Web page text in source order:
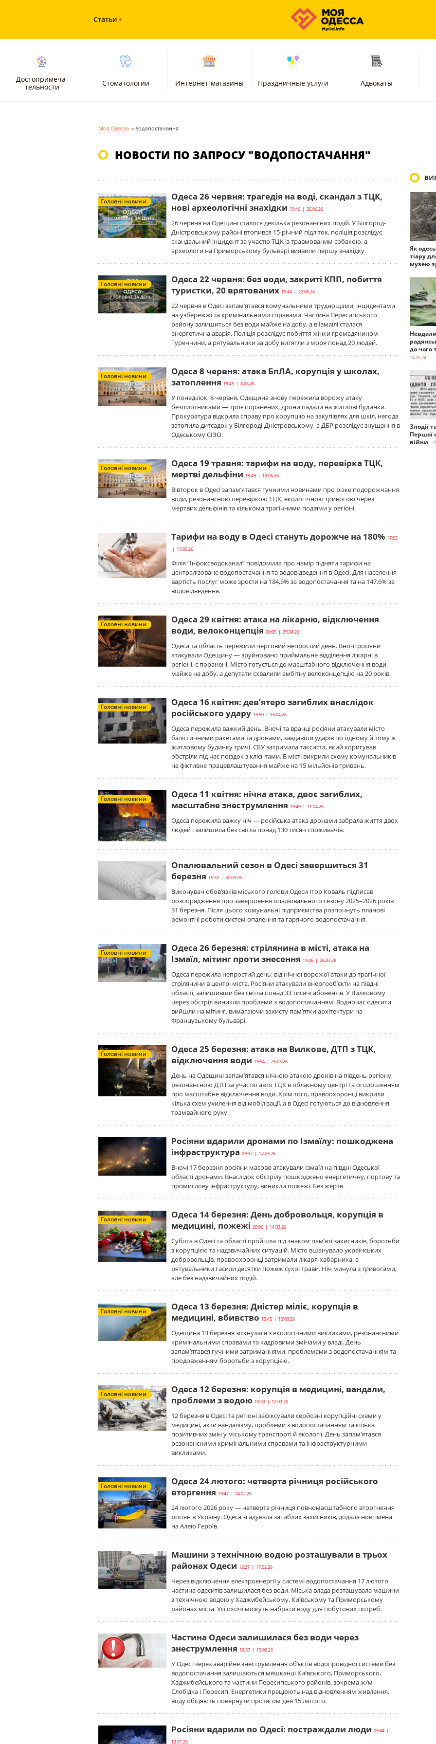
Статьи
Достопримеча-
тельности
Стоматологии Интернет-магазины Праздничные услуги Адвокаты
Моя Одесса » водопостачання
НОВОСТИ ПО ЗАПРОСУ "ВОДОПОСТАЧАННЯ"
Головні новини
Одеса 26 червня: трагедія на воді, скандал з ТЦК,
нові археологічні знахідки 19:46 | 26.06.26
26 червня на Одещині сталося декілька резонансних подій. У Білгород-
Дністровському районі втопився 15-річний підліток, поліція розслідує
скандальний інцидент за участю ТЦК із травмованим собакою, а
археологи на Приморському бульварі виявили першу знахідку.
Головні новини
Одеса 22 червня: без води, закриті КПП, побиття
туристки, 20 врятованих 19:44 | 22.06.26
22 червня в Одесі запам’ятався комунальними труднощами, інцидентами
на узбережжі та кримінальними справами. Частина Пересипського
району залишиться без води майже на добу, а в Ізмаїлі сталася
енергетична аварія. Поліція розслідує побиття жінки громадянином
Туреччини, а рятувальники за добу витягли з моря понад 20 людей.
Головні новини
Одеса 8 червня: атака БпЛА, корупція у школах,
затоплення 19:45 | 8.06.26
У понеділок, 8 червня, Одещина знову пережила ворожу атаку
безпілотниками — троє поранених, дрони падали на житлові будинки.
Прокуратура відкрила справу про корупцію на закупівлях для шкіл, негода
затопила дитсадок у Білгороді-Дністровському, а ДБР розслідує знущання в
Одеському СІЗО.
Головні новини
Одеса 19 травня: тарифи на воду, перевірка ТЦК,
мертві дельфіни 19:49 | 19.05.26
Вівторок в Одесі запам’ятався гучними новинами про різке подорожчання
води, резонансною перевіркою ТЦК, екологічною тривогою через
мертвих дельфінів та кількома трагічними подіями у регіоні.
Тарифи на воду в Одесі стануть дорожче на 180% 17:05
| 19.05.26
Філія “Інфоксводоканал” повідомила про намір підняти тарифи на
централізоване водопостачання та водовідведення в Одесі. Для населення
вартість послуг може зрости на 184,5% за водопостачання та на 147,6% за
водовідведення.
Головні новини
Одеса 29 квітня: атака на лікарню, відключення
води, велоконцепція 20:05 | 29.04.26
Одеса та область пережили черговий непростий день. Вночі росіяни
атакували Одещину — зруйновано приймальне відділення лікарні в
регіоні, є поранені. Місто готується до масштабного відключення води
майже на добу, а депутати схвалили амбітну велоконцепцію на 20 років.
Головні новини
Одеса 16 квітня: дев’ятеро загиблих внаслідок
російського удару 19:50 | 16.04.26
Одеса пережила важкий день. Вночі та вранці росіяни атакували місто
балістичними ракетами та дронами, завдавши ударів по одному й тому ж
житловому будинку тричі. СБУ затримала таксиста, який коригував
обстріли під час поїздок з клієнтами. В місті викрили схему комунальників
на фіктивне працевлаштування майже на 15 мільйонів гривень.
Головні новини
Одеса 11 квітня: нічна атака, двоє загиблих,
масштабне знеструмлення 19:49 | 11.04.26
Одеса пережила важку ніч — російська атака дронами забрала життя двох
людей і залишила без світла понад 130 тисяч споживачів.
Опалювальний сезон в Одесі завершиться 31
березня 15:32 | 30.03.26
Виконувач обов’язків міського голови Одеси Ігор Коваль підписав
розпорядження про завершення опалювального сезону 2025–2026 років
31 березня. Після цього комунальні підприємства розпочнуть планові
ремонтні роботи систем опалення та гарячого водопостачання.
Головні новини
Одеса 26 березня: стрілянина в місті, атака на
Ізмаїл, мітинг проти знесення 19:46 | 26.03.26
Одеса пережила непростий день: від нічної ворожої атаки до трагічної
стрілянини в центрі міста. Росіяни атакували енергооб’єкти на півдні
області, залишивши без світла понад 33 тисячі абонентів. У Вилковому
через обстріл виникли проблеми з водопостачанням. Водночас одесити
вийшли на мітинг, вимагаючи захисту пам’ятки архітектури на
Французькому бульварі.
Головні новини
Одеса 25 березня: атака на Вилкове, ДТП з ТЦК,
відключення води 19:54 | 25.03.26
День на Одещині запам’ятався нічною атакою дронів на південь регіону,
резонансною ДТП за участю авто ТЦК в обласному центрі та оголошенням
про масштабне відключення води. Крім того, правоохоронці викрили
кілька схем ухилення від мобілізації, а в Одесі готуються до відновлення
трамвайного руху.
Росіяни вдарили дронами по Ізмаїлу: пошкоджена
інфраструктура 09:37 | 17.03.26
Вночі 17 березня росіяни масово атакували Ізмаїл на півдні Одеської
області дронами. Внаслідок обстрілу пошкоджено енергетичну, портову та
промислову інфраструктуру, виникли пожежі. Без жертв.
Головні новини
Одеса 14 березня: День добровольця, корупція в
медицині, пожежі 20:06 | 14.03.26
Субота в Одесі та області пройшла під знаком пам’яті захисників, боротьби
з корупцією та надзвичайних ситуацій. Місто вшанувало українських
добровольців, правоохоронці затримали лікаря-хабарника, а
рятувальники гасили десятки пожеж сухої трави. Ніч минула з тривогами,
але без надзвичайних подій.
Головні новини
Одеса 13 березня: Дністер міліє, корупція в
медицині, вбивство 19:45 | 13.03.26
Одещина 13 березня зіткнулася з екологічними викликами, резонансними
кримінальними справами та кадровими змінами у владі. День
запам’ятався гучними затриманнями, проблемами з водопостачанням та
продовженням боротьби з корупцією.
Головні новини
Одеса 12 березня: корупція в медицині, вандали,
проблеми з водою 19:53 | 12.03.26
12 березня в Одесі та регіоні зафіксували серйозні корупційні схеми у
медицині, акти вандалізму, проблеми з водопостачанням та кілька
позитивних змін у міському транспорті й екології. День запам’ятався
резонансними кримінальними справами та інфраструктурними
викликами.
Головні новини
Одеса 24 лютого: четверта річниця російського
вторгення 19:47 | 24.02.26
24 лютого 2026 року — четверта річниця повномасштабного вторгнення
росіян в Україну. Одеса згадувала загиблих захисників, додала нові імена
на Алею Героїв.
Машини з технічною водою розташували в трьох
районах Одеси 12:27 | 17.02.26
Через відключення електроенергії у системі водопостачання 17 лютого
частина одеситів залишилася без води. Міська влада розташувала машини
з технічною водою у Хаджибейському, Київському та Приморському
районах міста. Усі охочі можуть набрати воду для побутових потреб.
Частина Одеси залишилася без води через
знеструмлення 12:37 | 15.02.26
У Одесі через аварійне знеструмлення об’єктів водопровідної системи без
водопостачання залишаються мешканці Київського, Приморського,
Хаджибейського та частини Пересипського районів, зокрема ж/м
Слобідка і Пересип. Енергетики працюють над відновленням живлення,
воду обіцяють повернути протягом дня 15 лютого.
Росіяни вдарили по Одесі: постраждали люди 09:44 |
12.01.26
Як
тіару
музею
до чого
14.05.24
Злодії
Першої
війни -